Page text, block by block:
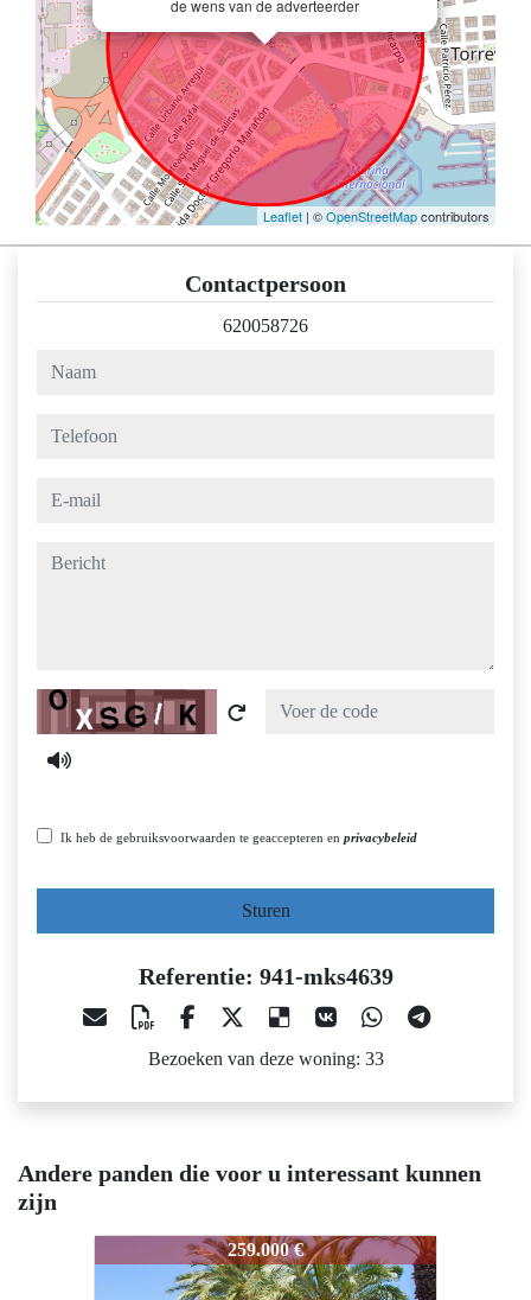
de wens van de adverteerder
Leaflet | ©OpenStreetMapcontributors
Contactpersoon
620058726
naam
telefoon
e-mail
bericht
Captcha
Ik heb de gebruiksvoorwaarden te geaccepteren en privacybeleid
Sturen
Referentie: 941-mks4639
Bezoeken van deze woning: 33
Andere panden die voor u interessant kunnen
zijn
941-mks4639259.000 €
941-mks4639159.995 €